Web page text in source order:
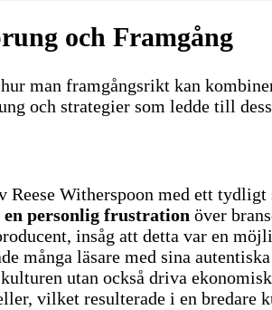
och Framgång
man framgångsrikt kan
och strategier som ledde till
Reese Witherspoon med ett
personlig frustration över
insåg att detta var en
många läsare med sina
utan också driva
vilket resulterade i en bredare